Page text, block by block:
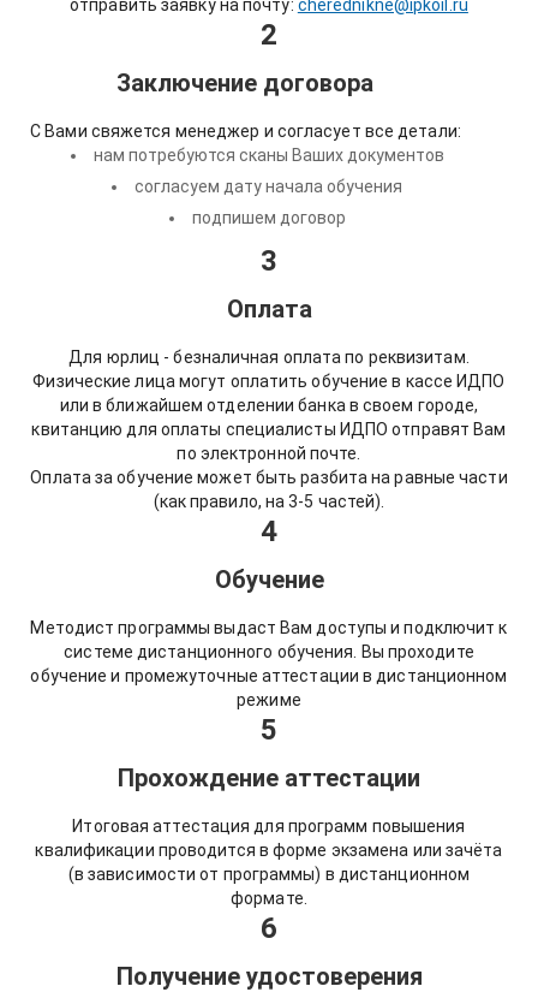
отправить заявку на почту: cherednikne@ipkoil.ru
2
Заключение договора
С Вами свяжется менеджер и согласует все детали:
нам потребуются сканы Ваших документов
согласуем дату начала обучения
подпишем договор
3
Оплата
Для юрлиц - безналичная оплата по реквизитам.
Физические лица могут оплатить обучение в кассе ИДПО
или в ближайшем отделении банка в своем городе,
квитанцию для оплаты специалисты ИДПО отправят Вам
по электронной почте.
Оплата за обучение может быть разбита на равные части
(как правило, на 3-5 частей).
4
Обучение
Методист программы выдаст Вам доступы и подключит к
системе дистанционного обучения. Вы проходите
обучение и промежуточные аттестации в дистанционном
режиме
5
Прохождение аттестации
Итоговая аттестация для программ повышения
квалификации проводится в форме экзамена или зачёта
(в зависимости от программы) в дистанционном
формате.
6
Получение удостоверения